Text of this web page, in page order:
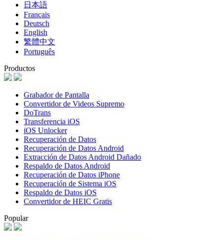
日本語
Français
Deutsch
English
繁體中文
Português
Productos
Grabador de Pantalla
Convertidor de Videos Supremo
DoTrans
Transferencia iOS
iOS Unlocker
Recuperación de Datos
Recuperación de Datos Android
Extracción de Datos Android Dañado
Respaldo de Datos Android
Recuperación de Datos iPhone
Recuperación de Sistema iOS
Respaldo de Datos iOS
Convertidor de HEIC Gratis
Popular